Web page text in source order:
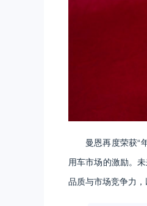
曼恩再度荣获“
用车市场的激励。
品质与市场竞争力